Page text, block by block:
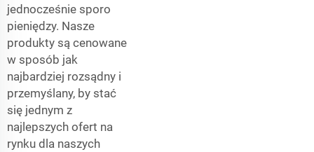
jednocześnie sporo
pieniędzy. Nasze
produkty są cenowane
w sposób jak
najbardziej rozsądny i
przemyślany, by stać
się jednym z
najlepszych ofert na
rynku dla naszych